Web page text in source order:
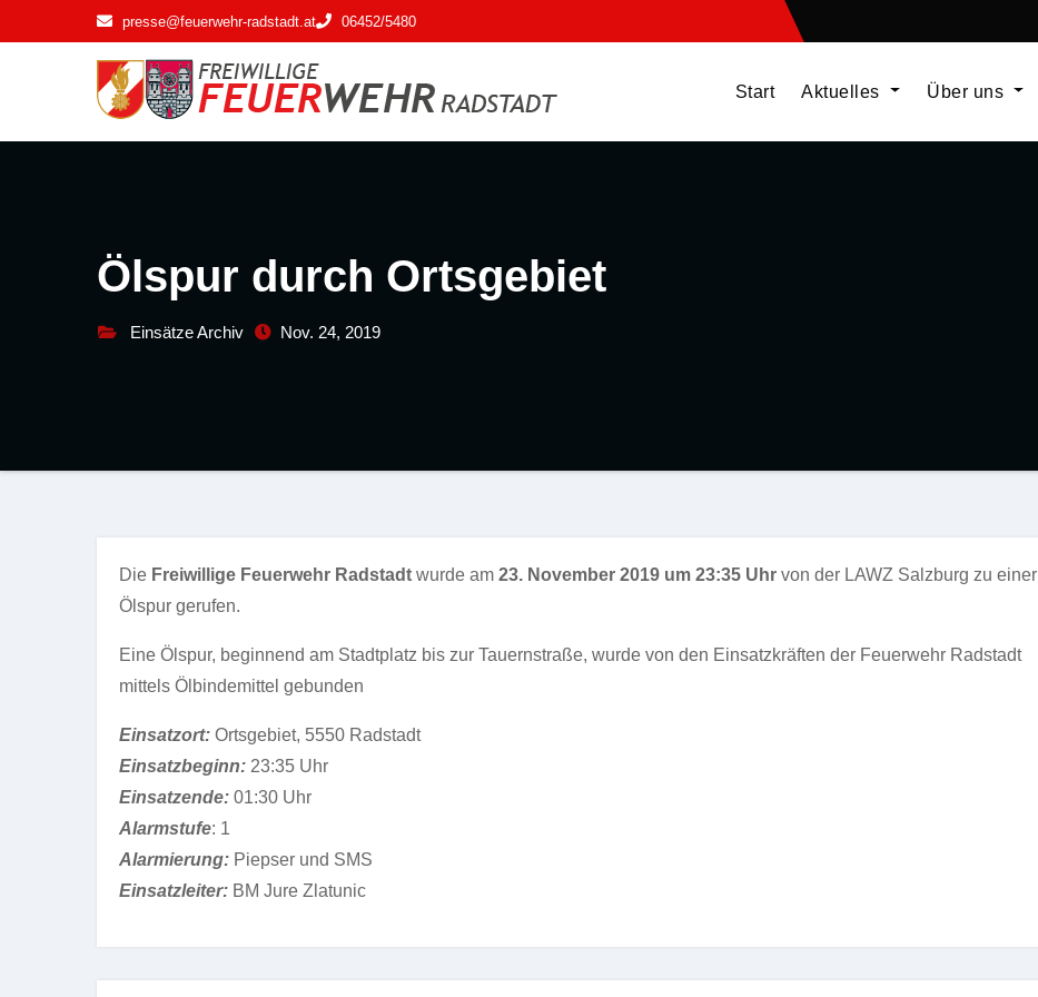
Inhalt
presse@feuerwehr-radstadt.at 06452/5480
Start Aktuelles Über uns
Ölspur durch Ortsgebiet
Einsätze Archiv Nov. 24, 2019
Die Freiwillige Feuerwehr Radstadt wurde am 23. November 2019 um 23:35 Uhr von der LAWZ Salzburg zu einer
Ölspur gerufen.
Eine Ölspur, beginnend am Stadtplatz bis zur Tauernstraße, wurde von den Einsatzkräften der Feuerwehr Radstadt
mittels Ölbindemittel gebunden
Einsatzort: Ortsgebiet, 5550 Radstadt
Einsatzbeginn: 23:35 Uhr
Einsatzende: 01:30 Uhr
Alarmstufe: 1
Alarmierung: Piepser und SMS
Einsatzleiter: BM Jure Zlatunic